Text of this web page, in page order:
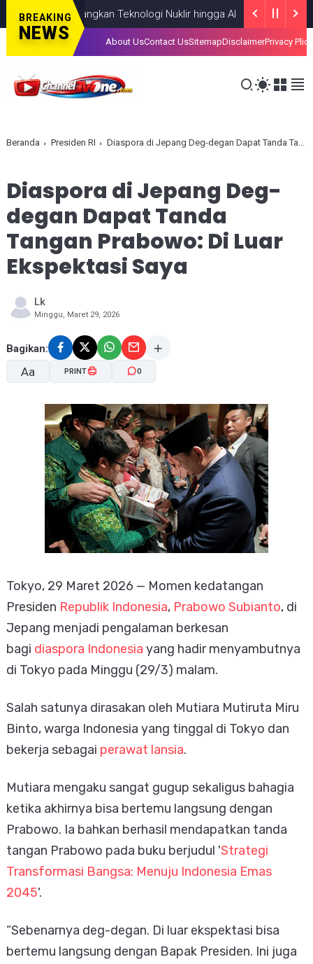
BREAKING
NEWS
Kembangkan Teknologi Nuklir hingga AI NASIONAL AUGUST
About UsContact UsSitemapDisclaimerPrivacy Plice
Beranda Presiden RI Diaspora di Jepang Deg-degan Dapat Tanda Tangan Prabowo: Di Luar Ekspektasi Saya
Diaspora di Jepang Deg-
degan Dapat Tanda
Tangan Prabowo: Di Luar
Ekspektasi Saya
Lk
Minggu, Maret 29, 2026
Bagikan:
Aa
A- A+
PRINT 0
Tokyo, 29 Maret 2026 — Momen kedatangan
Presiden Republik Indonesia, Prabowo Subianto, di
Jepang menjadi pengalaman berkesan
bagi diaspora Indonesia yang hadir menyambutnya
di Tokyo pada Minggu (29/3) malam.
Salah satunya dirasakan oleh Mutiara Mutiruta Miru
Binto, warga Indonesia yang tinggal di Tokyo dan
bekerja sebagai perawat lansia.
Mutiara mengaku sangat gugup sekaligus bahagia
ketika akhirnya bisa bertemu langsung dengan
Prabowo. Ia bahkan berhasil mendapatkan tanda
tangan Prabowo pada buku berjudul 'Strategi
Transformasi Bangsa: Menuju Indonesia Emas
2045'.
“Sebenarnya deg-degan. Di luar ekspektasi bisa
bertemu langsung dengan Bapak Presiden. Ini juga